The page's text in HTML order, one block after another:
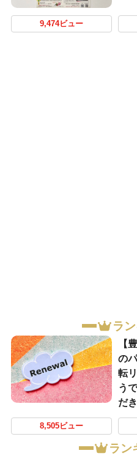
9,474ビュー
ラ
【
の
転
う
だ
8,505ビュー
ラン